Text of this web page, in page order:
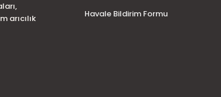
arıcılık
Havale Bildirim Formu